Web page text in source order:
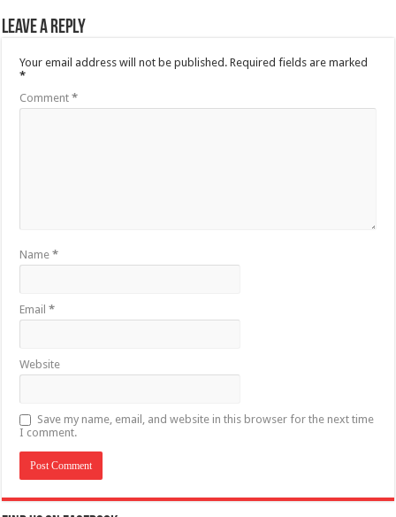
Leave a Reply
Your email address will not be published. Required fields are marked
*
Comment*
Name*
Email*
Website
Save my name, email, and website in this browser for the next time
I comment.